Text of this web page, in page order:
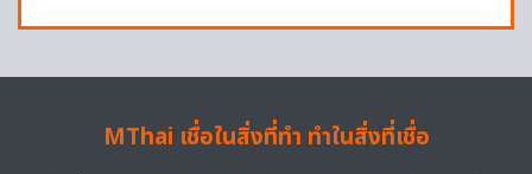
MThai เชื่อในสิ่งที่ทำ ทำในสิ่งที่เชื่อ